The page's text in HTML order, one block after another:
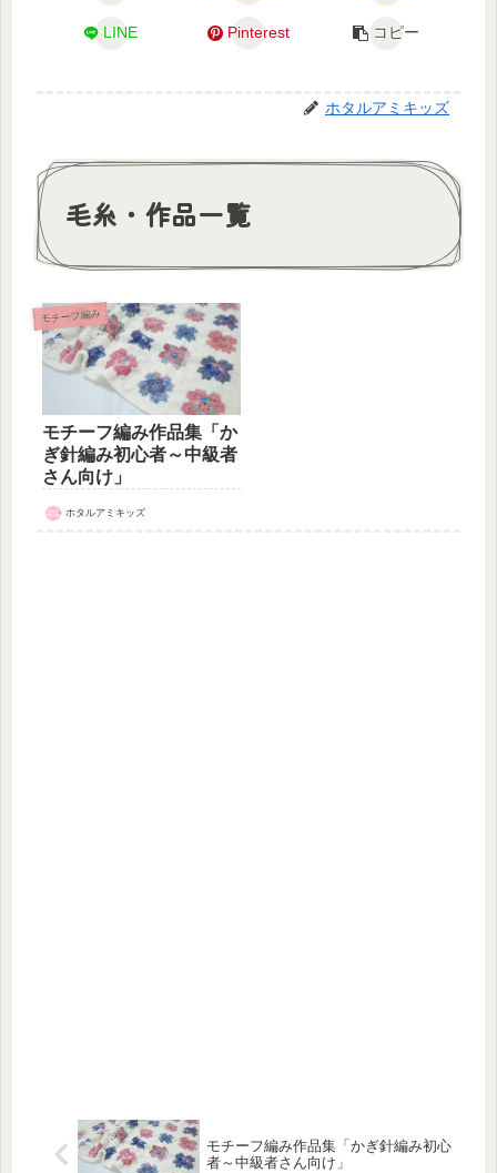
LINE Pinterest コピー
ホタルアミキッズ
毛糸・作品一覧
モチーフ編み
モチーフ編み作品集「か
ぎ針編み初心者～中級者
さん向け」
ホタルアミキッズ
モチーフ編み作品集「かぎ針編み初心
者～中級者さん向け」